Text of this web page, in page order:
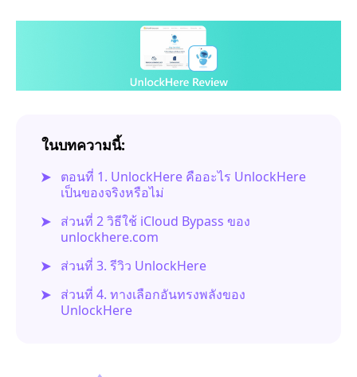
ในบทความนี้:
ตอนที่ 1. UnlockHere คืออะไร UnlockHere
เป็นของจริงหรือไม่
ส่วนที่ 2 วิธีใช้ iCloud Bypass ของ
unlockhere.com
ส่วนที่ 3. รีวิว UnlockHere
ส่วนที่ 4. ทางเลือกอันทรงพลังของ
UnlockHere